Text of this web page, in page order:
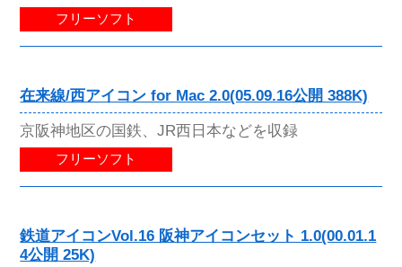
フリーソフト
在来線/西アイコン for Mac 2.0(05.09.16公開 388K)
京阪神地区の国鉄、JR西日本などを収録
フリーソフト
鉄道アイコンVol.16 阪神アイコンセット 1.0(00.01.1
4公開 25K)